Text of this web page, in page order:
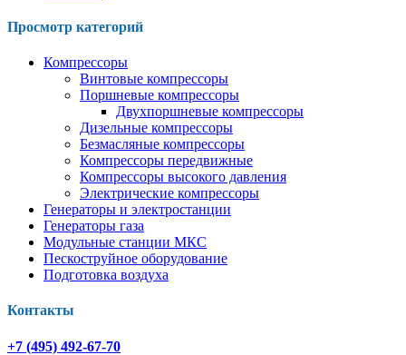
Просмотр категорий
Компрессоры
Винтовые компрессоры
Поршневые компрессоры
Двухпоршневые компрессоры
Дизельные компрессоры
Безмасляные компрессоры
Компрессоры передвижные
Компрессоры высокого давления
Электрические компрессоры
Генераторы и электростанции
Генераторы газа
Модульные станции МКС
Пескоструйное оборудование
Подготовка воздуха
Контакты
+7 (495) 492-67-70